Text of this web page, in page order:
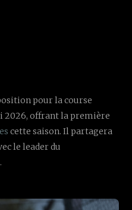
pour la course
2026, offrant la première
cette saison. Il partagera
le leader du
.